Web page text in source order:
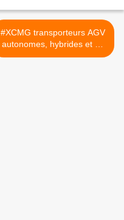
#XCMG transporteurs AGV
autonomes, hybrides et en
électrique pur #CIRTtech-